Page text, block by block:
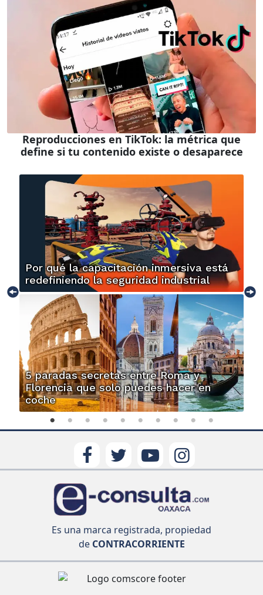
Reproducciones en TikTok: la métrica que
define si tu contenido existe o desaparece
Por qué la capacitación inmersiva está
redefiniendo la seguridad industrial
5 paradas secretas entre Roma y
Florencia que solo puedes hacer en
coche
Es una marca registrada, propiedad
deCONTRACORRIENTE